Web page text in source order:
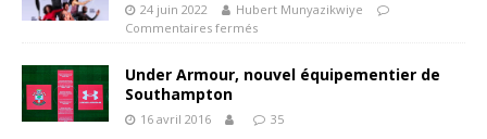
24 juin 2022
Hubert Munyazikwiye
Commentaires fermés
Under Armour, nouvel équipementier de
Southampton
16 avril 2016 35